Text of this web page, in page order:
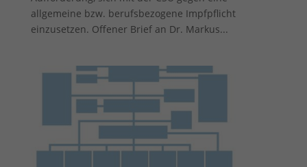
allgemeine bzw. berufsbezogene Impfpflicht
einzusetzen. Offener Brief an Dr. Markus...